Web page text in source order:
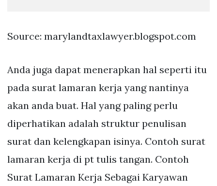
Source: marylandtaxlawyer.blogspot.com
Anda juga dapat menerapkan hal seperti itu
pada surat lamaran kerja yang nantinya
akan anda buat. Hal yang paling perlu
diperhatikan adalah struktur penulisan
surat dan kelengkapan isinya. Contoh surat
lamaran kerja di pt tulis tangan. Contoh
Surat Lamaran Kerja Sebagai Karyawan